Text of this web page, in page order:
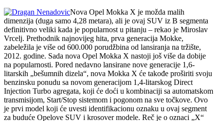
Nova Opel Mokka X je možda malih
dimenzija (duga samo 4,28 metara), ali je ovaj SUV iz B segmenta
definitivno veliki kada je popularnost u pitanju – rekao je Miroslav
Vrcelj. Prethodnik najnovijeg hita, prva generacija Mokke,
zabeležila je više od 600.000 porudžbina od lansiranja na tržište,
2012. godine. Sada nova Opel Mokka X nastoji još više da dobije
na popularnosti. Pored nedavno lansirane nove generacije 1,6-
litarskih „bešumnih dizela“, nova Mokka X će takođe proširiti svoju
benzinsku ponudu sa novom generacijom 1,4-litarskog Direct
Injection Turbo agregata, koji će doći u kombinaciji sa automatskom
transmisijom, Start/Stop sistemom i pogonom na sve točkove. Ovo
je prvi model koji će uvesti identifikacionu oznaku u ovaj segment
za buduće Opelove SUV i krosover modele. Reč je o oznaci „X“